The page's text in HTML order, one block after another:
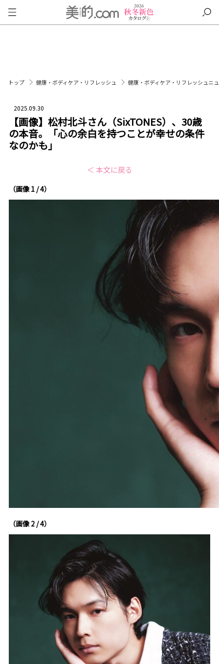
トップ 健康・ボディケア・リフレッシュ 健康・ボディケア・リフレッシュニ
2025.09.30
【画像】松村北斗さん（SixTONES）、30歳
の本音。「心の余白を持つことが幸せの条件
なのかも」
＜ 本文に戻る
（画像 1 / 4）
（画像 2 / 4）